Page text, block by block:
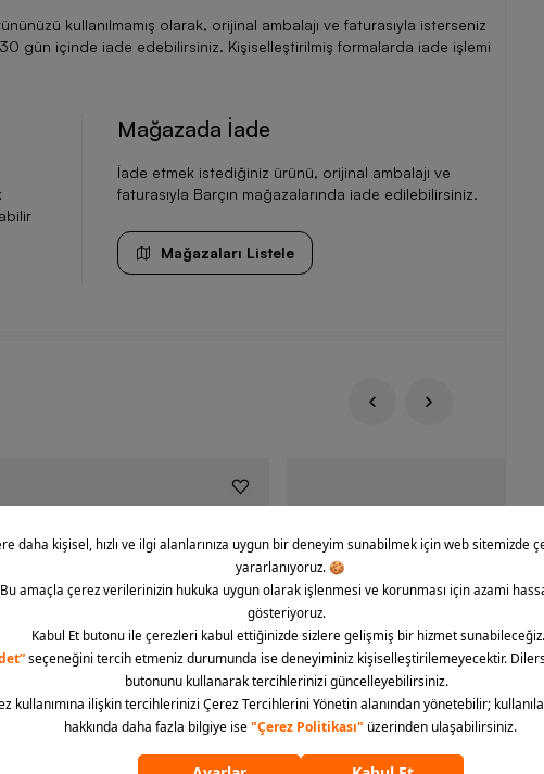
kullanılmamış olarak, orijinal ambalajı ve faturasıyla isterseniz
gün içinde iade edebilirsiniz. Kişiselleştirilmiş formalarda iade işlemi
Mağazada İade
İade etmek istediğiniz ürünü, orijinal ambalajı ve
faturasıyla Barçın mağazalarında iade edilebilirsiniz.
Mağazaları Listele